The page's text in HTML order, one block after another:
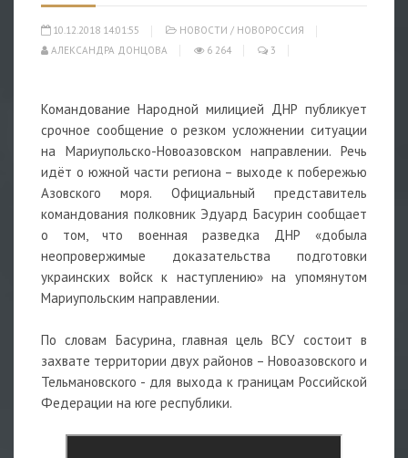
10.12.2018 14:01:55 НОВОСТИ / НОВОРОССИЯ
АЛЕКСАНДРА ДОНЦОВА
6 264 3
Командование Народной милицией ДНР публикует
срочное сообщение о резком усложнении ситуации
на Мариупольско-Новоазовском направлении. Речь
идёт о южной части региона – выходе к побережью
Азовского моря. Официальный представитель
командования полковник Эдуард Басурин сообщает
о том, что военная разведка ДНР «добыла
неопровержимые доказательства подготовки
украинских войск к наступлению» на упомянутом
Мариупольским направлении.
По словам Басурина, главная цель ВСУ состоит в
захвате территории двух районов – Новоазовского и
Тельмановского - для выхода к границам Российской
Федерации на юге республики.